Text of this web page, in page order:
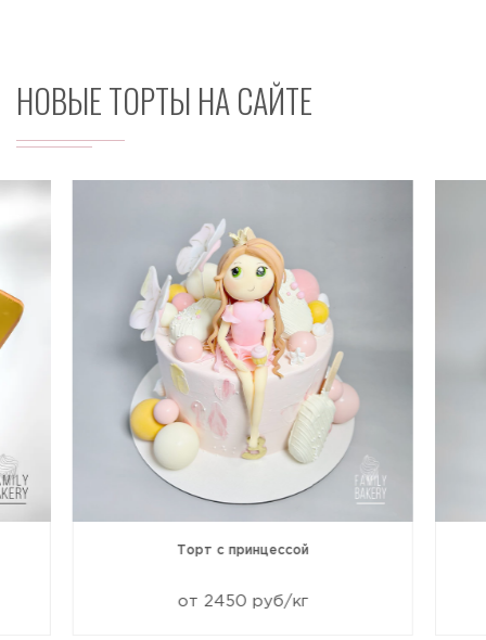
НОВЫЕ ТОРТЫ НА САЙТЕ
Торт с принцессой
от 2450 руб/кг